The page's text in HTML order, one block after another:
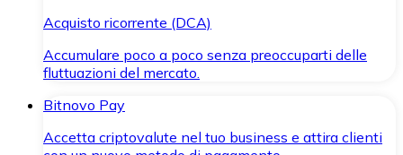
Acquisto ricorrente (DCA)
Accumulare poco a poco senza preoccuparti delle
fluttuazioni del mercato.
Bitnovo Pay
Accetta criptovalute nel tuo business e attira clienti